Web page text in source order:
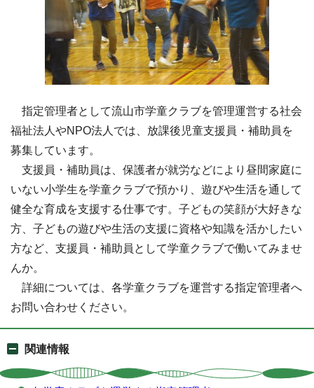
指定管理者として流山市学童クラブを管理運営する社会
福祉法人やNPO法人では、放課後児童支援員・補助員を
募集しています。
支援員・補助員は、保護者が就労などにより昼間家庭に
いない小学生を学童クラブで預かり、遊びや生活を通して
健全な育成を支援する仕事です。子どもの笑顔が大好きな
方、子どもの遊びや生活の支援に資格や知識を活かしたい
方など、支援員・補助員として学童クラブで働いてみませ
んか。
詳細については、各学童クラブを運営する指定管理者へ
お問い合わせください。
関連情報